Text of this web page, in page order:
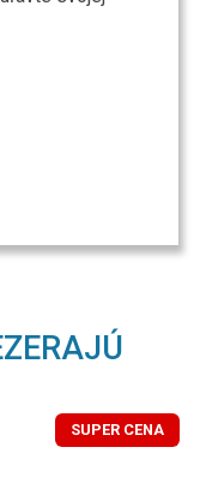
SUPER CENA